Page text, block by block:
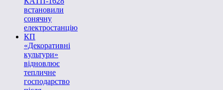
встановили
сонячну
електростанцію
КП
«Декоративні
культури»
відновлює
тепличне
господарство